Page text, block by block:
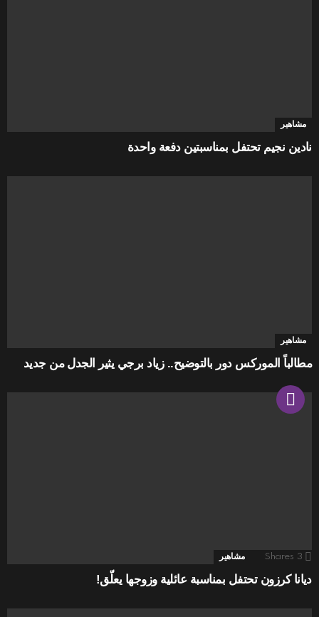
مشاهير
نادين نجيم تحتفل بمناسبتين دفعة واحدة
مشاهير
مطالباً الموركس دور بالتوضيح.. زياد برجي يثير الجدل من جديد
3
Shares مشاهير
ديانا كرزون تحتفل بمناسبة عائلية وزوجها يعلّق!